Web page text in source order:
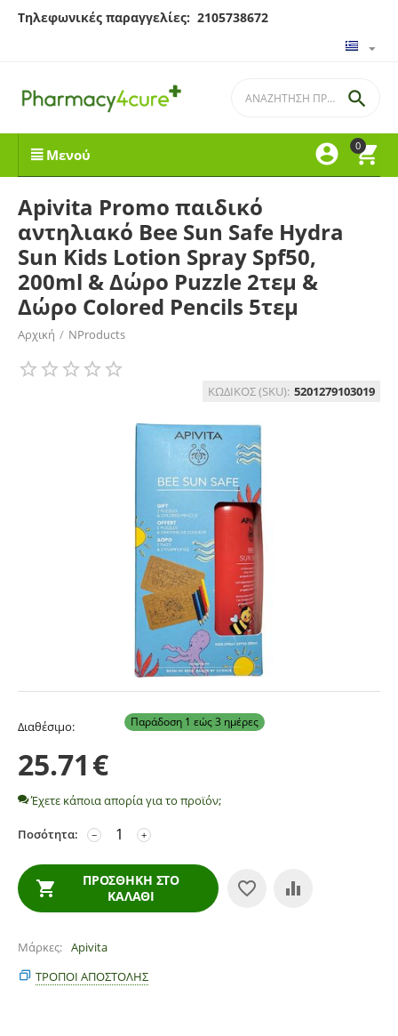
Τηλεφωνικές παραγγελίες: 2105738672
0



Μενού
Apivita Promo παιδικό
αντηλιακό Bee Sun Safe Hydra
Sun Kids Lotion Spray Spf50,
200ml & Δώρο Puzzle 2τεμ &
Δώρο Colored Pencils 5τεμ
Αρχική / NProducts
ΚΩΔΙΚΟΣ (SKU): 5201279103019
Διαθέσιμο: Παράδοση 1 εώς 3 ημέρες
25.71€
Έχετε κάποια απορία για το προϊόν;
Ποσότητα: +
−
ΠΡΟΣΘΉΚΗ ΣΤΟ
ΚΑΛΆΘΙ
Μάρκες
Apivita
ΤΡΌΠΟΙ ΑΠΟΣΤΟΛΉΣ